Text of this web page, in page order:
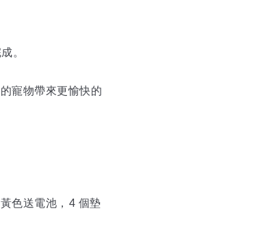
。
寵物帶來更愉快的
色送電池，4 個墊